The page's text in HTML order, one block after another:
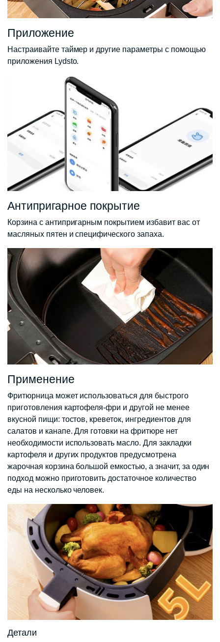
Приложение
Настраивайте таймер и другие параметры с помощью
приложения Lydsto.
Антипригарное покрытие
Корзина с антипригарным покрытием избавит вас от
масляных пятен и специфического запаха.
Применение
Фритюрница может использоваться для быстрого
приготовления картофеля-фри и другой не менее
вкусной пищи: тостов, креветок, ингредиентов для
салатов и канапе. Для готовки на фритюре нет
необходимости использовать масло. Для закладки
картофеля и других продуктов предусмотрена
жарочная корзина большой емкостью, а значит, за один
подход можно приготовить достаточное количество
еды на несколько человек.
Детали